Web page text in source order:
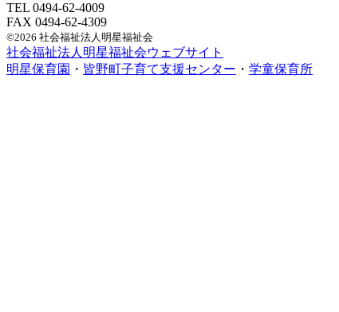
TEL 0494-62-4009
FAX 0494-62-4309
©2026 社会福祉法人明星福祉会
社会福祉法人明星福祉会ウェブサイト
明星保育園 ・ 皆野町子育て支援センター ・ 学童保育所